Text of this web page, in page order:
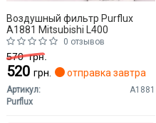
Воздушный фильтр Purflux
A1881 Mitsubishi L400
0 отзывов
570грн.
520 грн. отправка завтра
Артикул:
A1881
Purflux